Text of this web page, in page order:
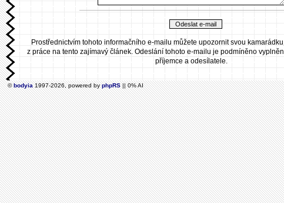
Prostřednictvím tohoto informačního e-mailu můžete upozornit svou
z práce na tento zajímavý článek. Odeslání tohoto e-mailu je podmíněno
příjemce a odesílatele.
©bodyia1997-2026, powered byphpRS|| 0% AI